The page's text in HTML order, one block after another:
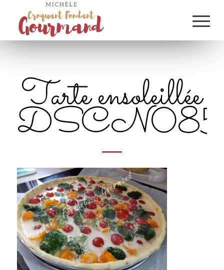
Tarte ensoleillée